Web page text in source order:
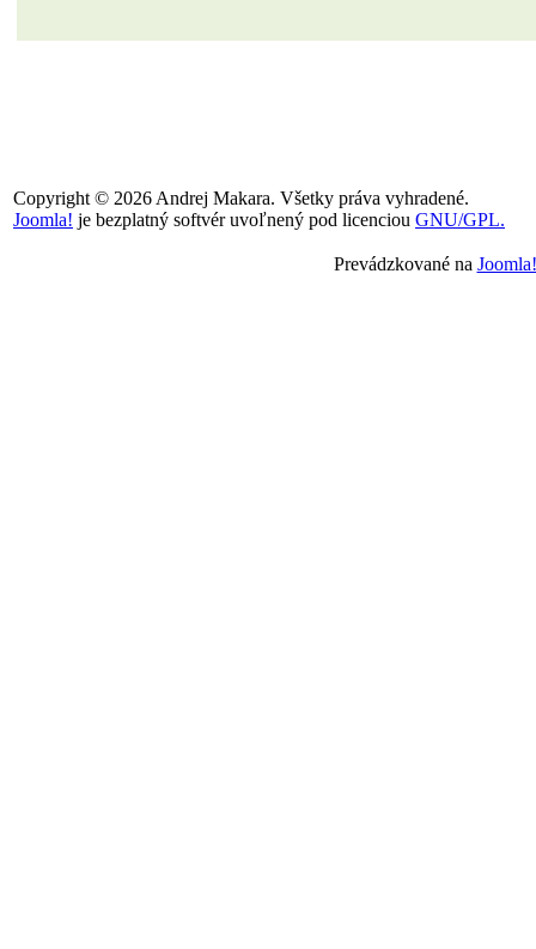
Copyright © 2026 Andrej Makara. Všetky práva vyhradené.
Joomla! je bezplatný softvér uvoľnený pod licenciou GNU/GPL.
Prevádzkované na Joomla!